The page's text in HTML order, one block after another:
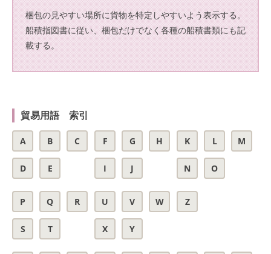
梱包の見やすい場所に貨物を特定しやすいよう表示する。
船積指図書に従い、梱包だけでなく各種の船積書類にも記
載する。
貿易用語 索引
A B C
D E
F G H
I J
K L M
N O
P Q R
S T
U V W
X Y
Z